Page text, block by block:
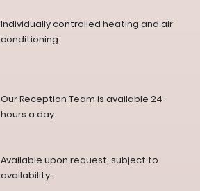
Individually controlled heating and air
conditioning.
Our Reception Team is available 24
hours a day.
Available upon request, subject to
availability.